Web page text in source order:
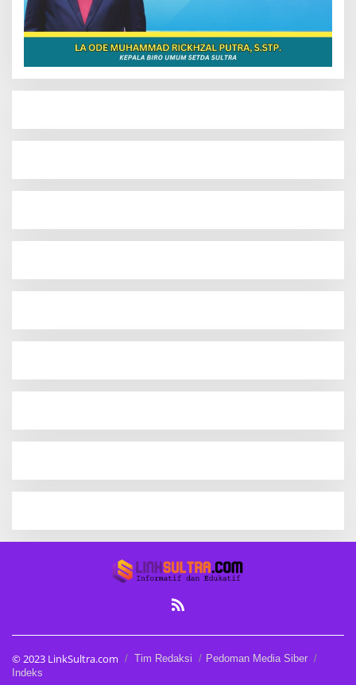
© 2023 LinkSultra.com Tim Redaksi
Pedoman Media Siber
Indeks